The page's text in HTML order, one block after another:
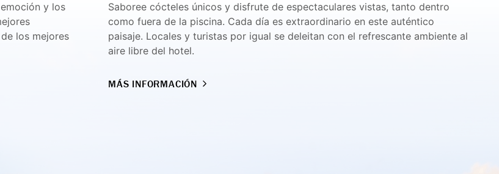
y los
los mejores
Saboree cócteles únicos y disfrute de espectaculares vistas, tanto dentro
como fuera de la piscina. Cada día es extraordinario en este auténtico
paisaje. Locales y turistas por igual se deleitan con el refrescante ambiente al
aire libre del hotel.
MÁS INFORMACIÓN